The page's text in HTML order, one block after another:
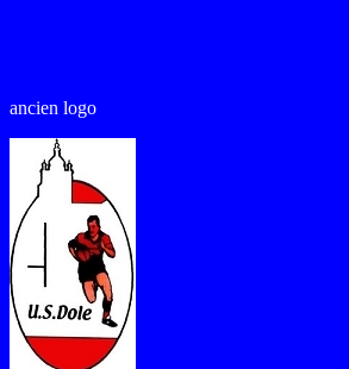
ancien logo